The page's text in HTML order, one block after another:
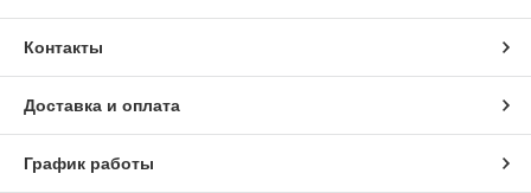
Контакты
Доставка и оплата
График работы